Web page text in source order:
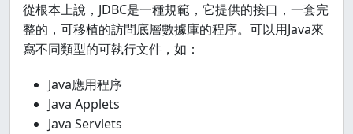
從根本上說，JDBC是一種規範，它提供的接口，一套完
整的，可移植的訪問底層數據庫的程序。可以用Java來
寫不同類型的可執行文件，如：
Java應用程序
Java Applets
Java Servlets